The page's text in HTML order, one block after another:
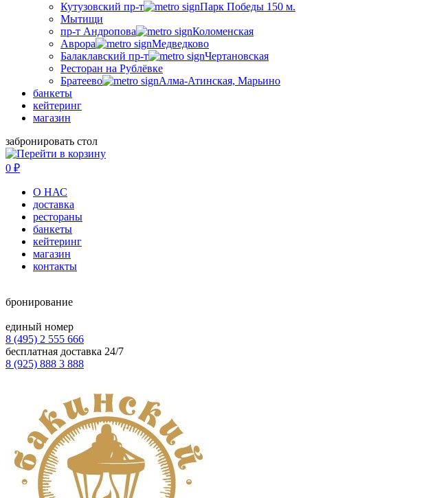
Кутузовский пр-т
Парк Победы 150 м.
Мытищи
пр-т Андропова
Коломенская
Аврора
Медведково
Балаклавский пр-т
Чертановская
Ресторан на Рублёвке
Братеево
Алма-Атинская, Марьино
банкеты
кейтеринг
магазин
забронировать стол
0 ₽
О НАС
доставка
рестораны
банкеты
кейтеринг
магазин
контакты
бронирование
единый номер
8 (495) 2 555 666
бесплатная доставка 24/7
8 (925) 888 3 888